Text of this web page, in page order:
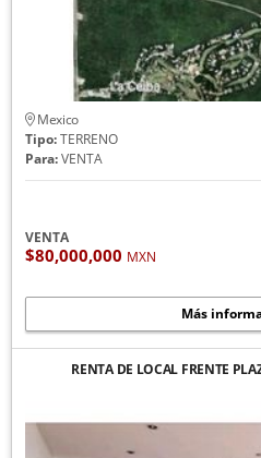
Mexico
Tipo:TERRENO
Para:VENTA
VENTA
$80,000,000 MXN
Más
RENTA DE LOCAL FRENTE